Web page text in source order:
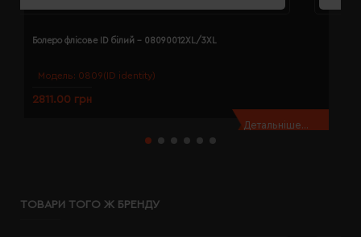
Модель: 0809(ID identity)
Болеро флісове ID білий - 08090012XL/3XL
2811.00 грн
Детальніше...
ТОВАРИ ТОГО Ж БРЕНДУ